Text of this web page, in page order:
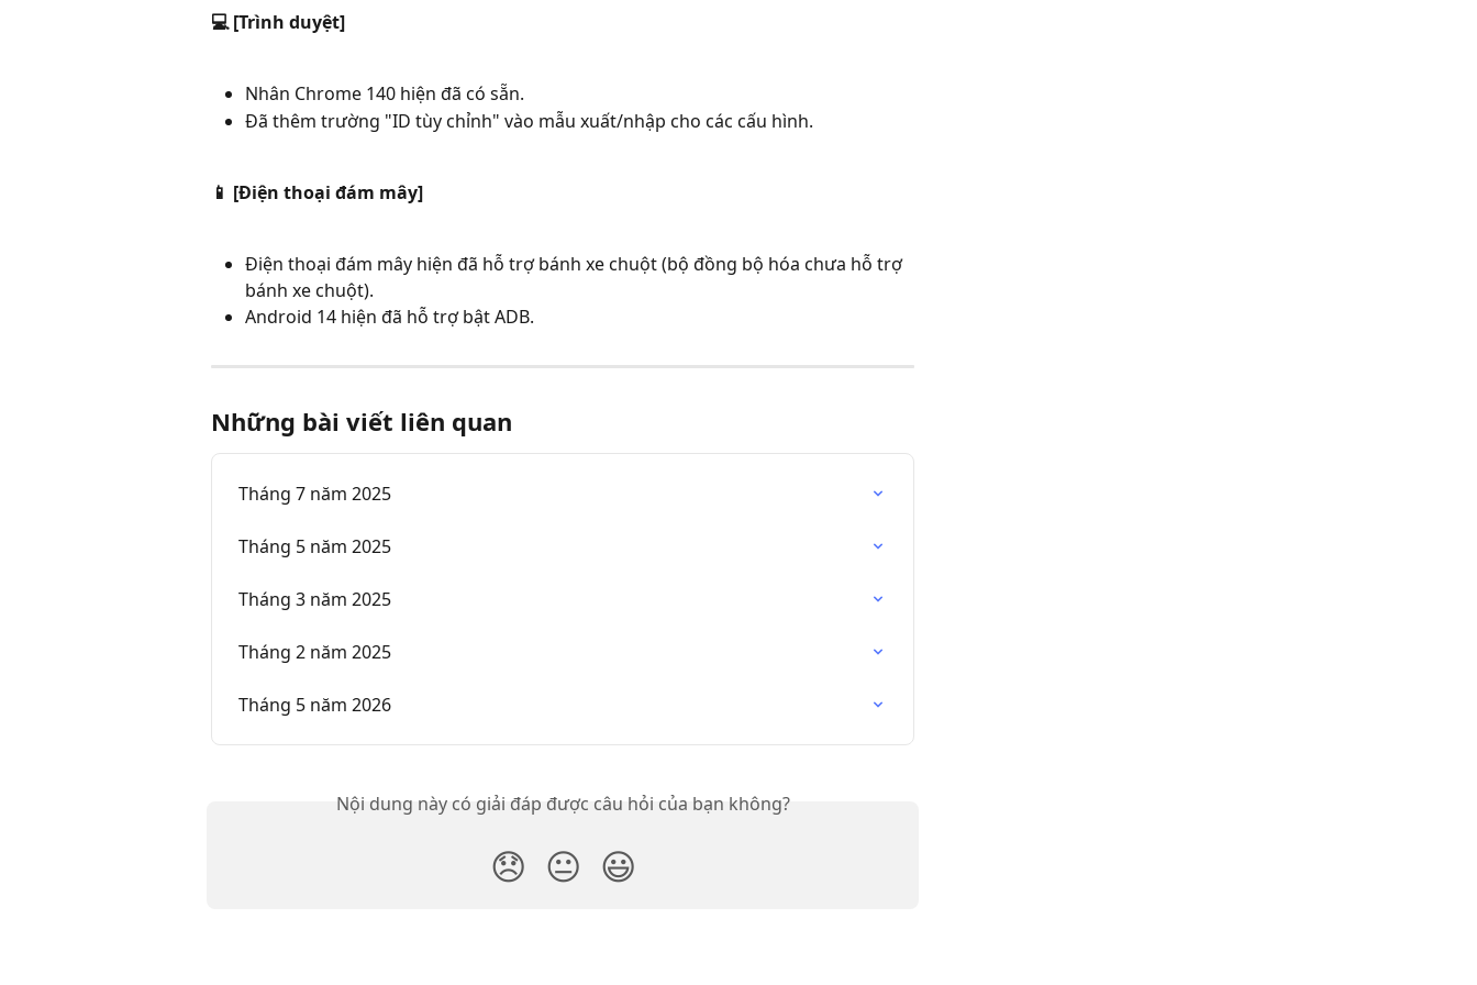
💻 [Trình duyệt]
Nhân Chrome 140 hiện đã có sẵn.
Đã thêm trường "ID tùy chỉnh" vào mẫu xuất/nhập cho các cấu hình.
📱 [Điện thoại đám mây]
Điện thoại đám mây hiện đã hỗ trợ bánh xe chuột (bộ đồng bộ hóa chưa hỗ trợ
bánh xe chuột).
Android 14 hiện đã hỗ trợ bật ADB.
Những bài viết liên quan
Tháng 7 năm 2025
Tháng 5 năm 2025
Tháng 3 năm 2025
Tháng 2 năm 2025
Tháng 5 năm 2026
Nội dung này có giải đáp được câu hỏi của bạn không?
😞 😐 😃